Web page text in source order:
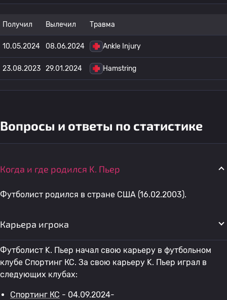
Получил Вылечил Травма
10.05.2024 08.06.2024 Ankle Injury
23.08.2023 29.01.2024 Hamstring
Вопросы и ответы по статистике
Когда и где родился K. Пьер
Футболист родился в стране США (16.02.2003).
Карьера игрока
Футболист K. Пьер начал свою карьеру в футбольном
клубе Спортинг КС. За свою карьеру K. Пьер играл в
следующих клубах:
Спортинг КС - 04.09.2024-